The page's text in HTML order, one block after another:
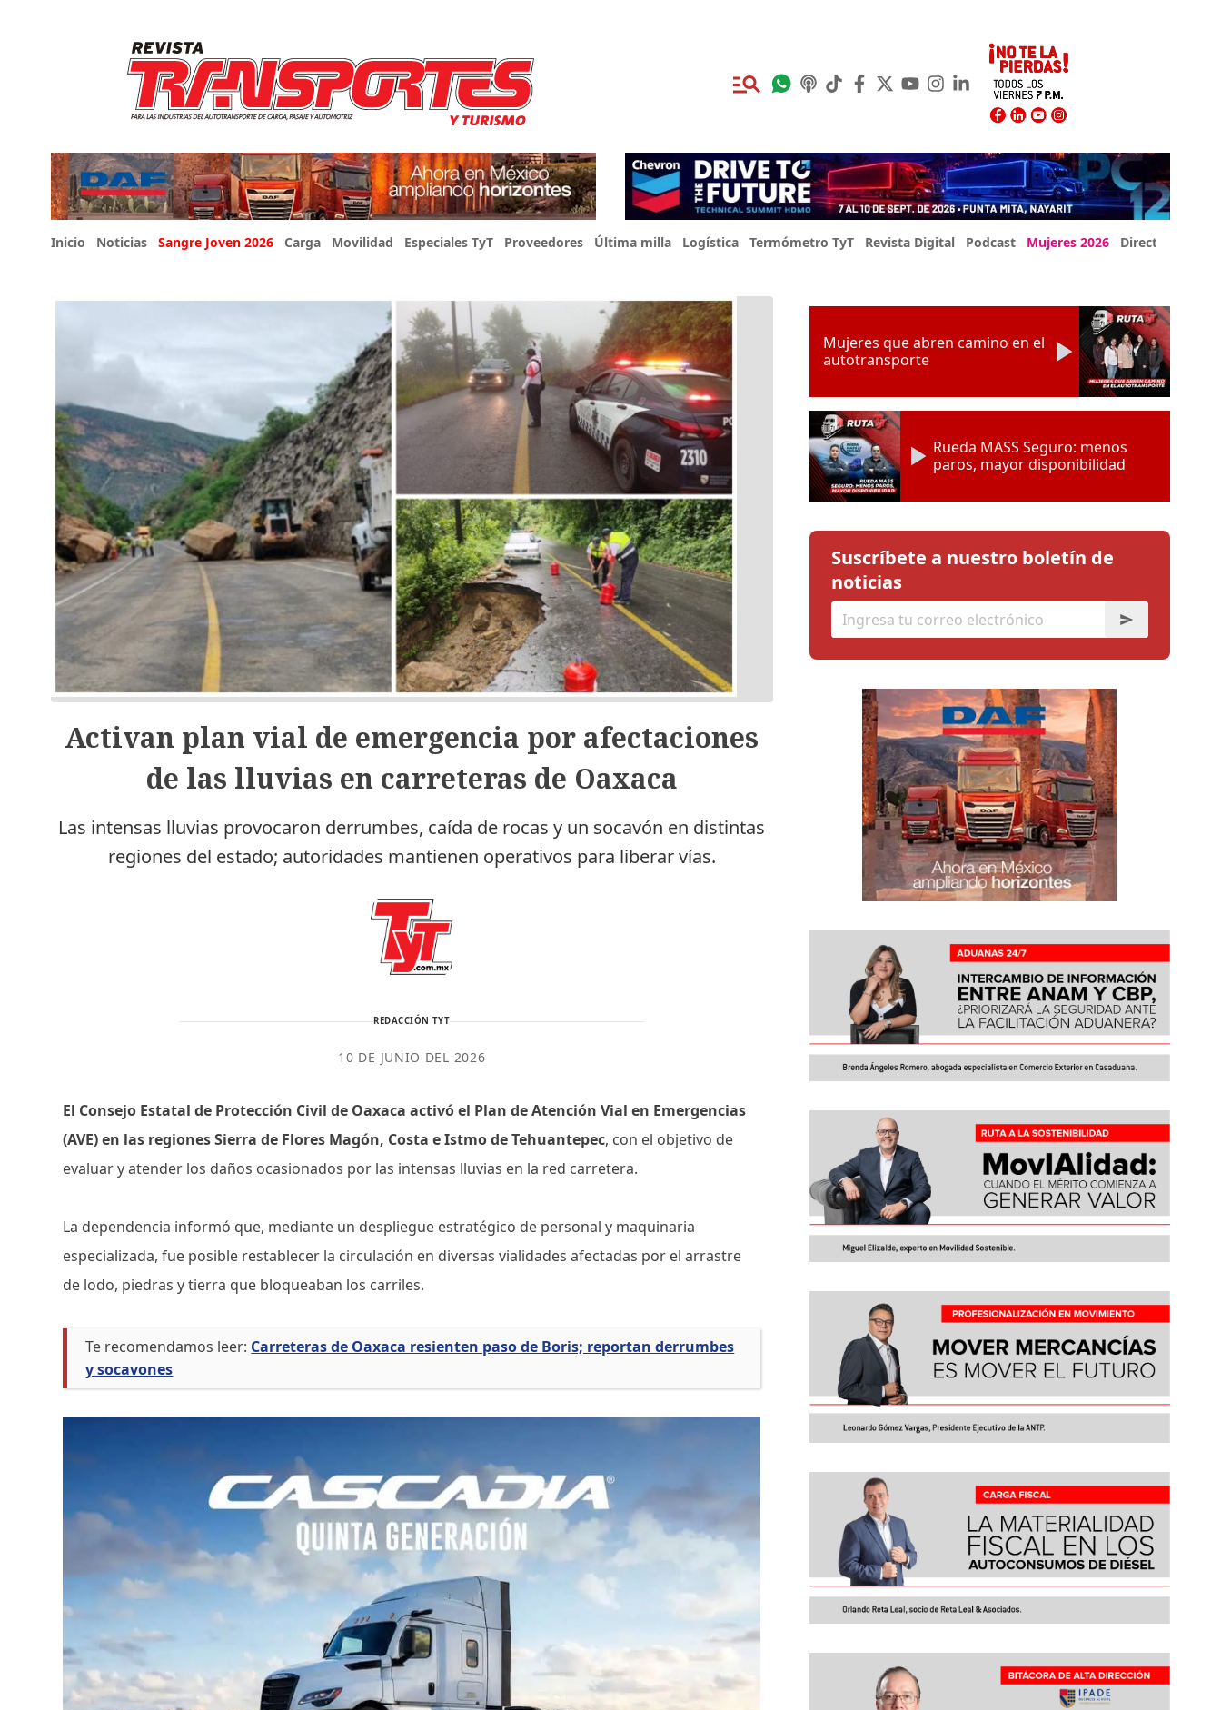
Inicio Noticias Sangre Joven 2026 Carga Movilidad Especiales TyT Proveedores Última milla Logística Termómetro TyT Revista Digital Podcast Mujeres 2026 Directorio Expo
Activan plan vial de emergencia por afectaciones
de las lluvias en carreteras de Oaxaca
Las intensas lluvias provocaron derrumbes, caída de rocas y un socavón en distintas
regiones del estado; autoridades mantienen operativos para liberar vías.
REDACCIÓN TYT
10 DE JUNIO DEL 2026
El Consejo Estatal de Protección Civil de Oaxaca activó el Plan de Atención Vial en Emergencias
(AVE) en las regiones Sierra de Flores Magón, Costa e Istmo de Tehuantepec, con el objetivo de
evaluar y atender los daños ocasionados por las intensas lluvias en la red carretera.
La dependencia informó que, mediante un despliegue estratégico de personal y maquinaria
especializada, fue posible restablecer la circulación en diversas vialidades afectadas por el arrastre
de lodo, piedras y tierra que bloqueaban los carriles.
Te recomendamos leer: Carreteras de Oaxaca resienten paso de Boris; reportan derrumbes
y socavones
Mujeres que abren camino en el
autotransporte
Rueda MASS Seguro: menos
paros, mayor disponibilidad
Suscríbete a nuestro boletín de
noticias